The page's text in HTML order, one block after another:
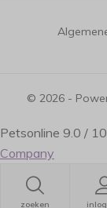
zoeken
© 2026 -
Petsonline 9.0 / 10
Company